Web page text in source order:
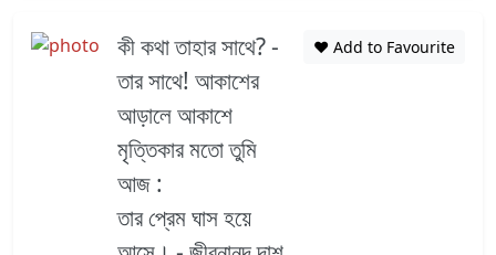
কী কথা তাহার সাথে? -
তার সাথে! আকাশের
আড়ালে আকাশে
মৃত্তিকার মতো তুমি
আজ :
তার প্রেম ঘাস হয়ে
❤️ Add to Favourite